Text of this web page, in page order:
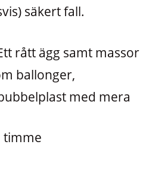
säkert fall.
rått ägg samt massor
ballonger,
med mera
timme